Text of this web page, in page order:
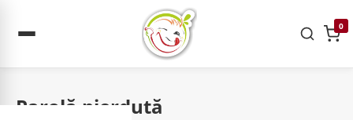
0
Parolă pierdută